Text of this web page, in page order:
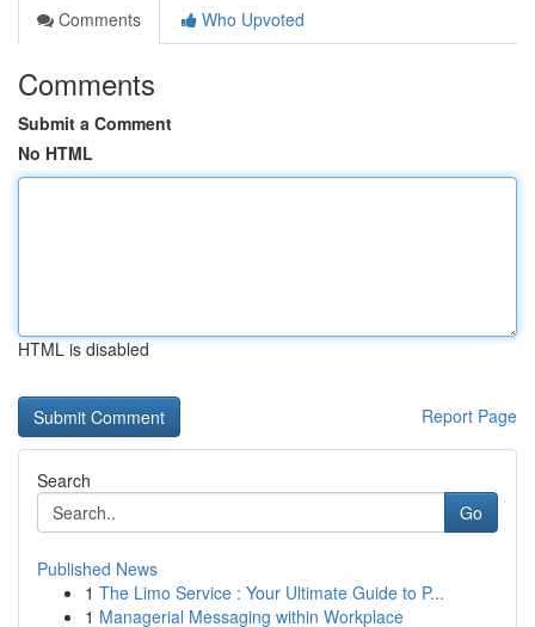
Comments
Who Upvoted
Comments
Submit a Comment
No HTML
HTML is disabled
Report Page
Search
Go
Published News
1 The Limo Service : Your Ultimate Guide to P...
1 Managerial Messaging within Workplace